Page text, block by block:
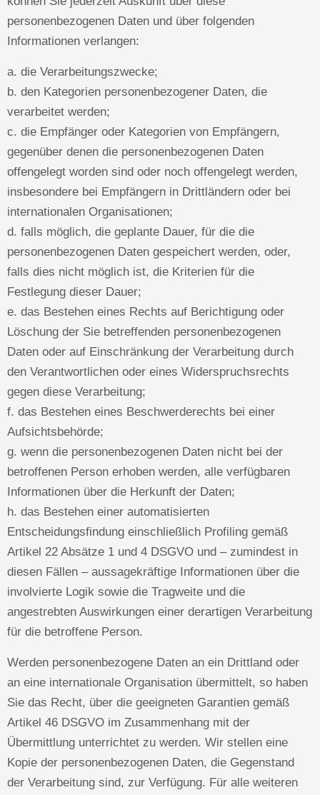
personenbezogenen Daten und über folgenden
Informationen verlangen:
a. die Verarbeitungszwecke;
b. den Kategorien personenbezogener Daten, die
verarbeitet werden;
c. die Empfänger oder Kategorien von Empfängern,
gegenüber denen die personenbezogenen Daten
offengelegt worden sind oder noch offengelegt werden,
insbesondere bei Empfängern in Drittländern oder bei
internationalen Organisationen;
d. falls möglich, die geplante Dauer, für die die
personenbezogenen Daten gespeichert werden, oder,
falls dies nicht möglich ist, die Kriterien für die
Festlegung dieser Dauer;
e. das Bestehen eines Rechts auf Berichtigung oder
Löschung der Sie betreffenden personenbezogenen
Daten oder auf Einschränkung der Verarbeitung durch
den Verantwortlichen oder eines Widerspruchsrechts
gegen diese Verarbeitung;
f. das Bestehen eines Beschwerderechts bei einer
Aufsichtsbehörde;
g. wenn die personenbezogenen Daten nicht bei der
betroffenen Person erhoben werden, alle verfügbaren
Informationen über die Herkunft der Daten;
h. das Bestehen einer automatisierten
Entscheidungsfindung einschließlich Profiling gemäß
Artikel 22 Absätze 1 und 4 DSGVO und – zumindest in
diesen Fällen – aussagekräftige Informationen über die
involvierte Logik sowie die Tragweite und die
angestrebten Auswirkungen einer derartigen Verarbeitung
für die betroffene Person.
Werden personenbezogene Daten an ein Drittland oder
an eine internationale Organisation übermittelt, so haben
Sie das Recht, über die geeigneten Garantien gemäß
Artikel 46 DSGVO im Zusammenhang mit der
Übermittlung unterrichtet zu werden. Wir stellen eine
Kopie der personenbezogenen Daten, die Gegenstand
der Verarbeitung sind, zur Verfügung. Für alle weiteren